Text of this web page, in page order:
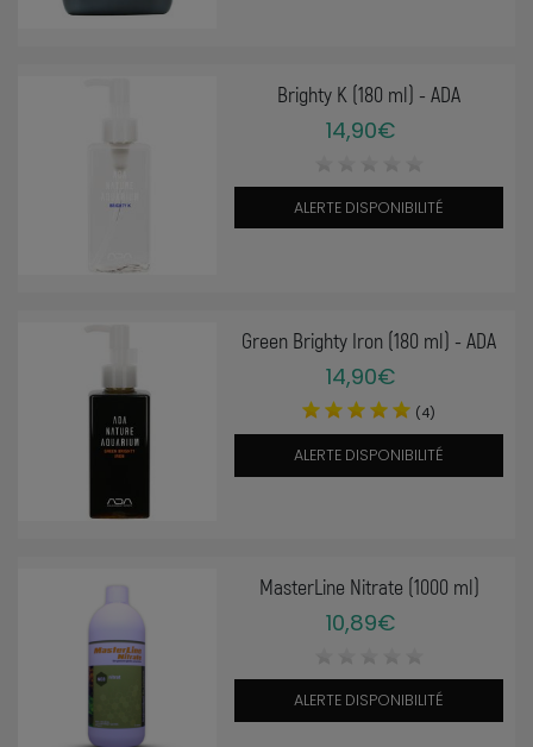
Brighty K (180 ml) - ADA
14,90€
ALERTE DISPONIBILITÉ
Green Brighty Iron (180 ml) - ADA
14,90€
(4)
ALERTE DISPONIBILITÉ
MasterLine Nitrate (1000 ml)
10,89€
ALERTE DISPONIBILITÉ